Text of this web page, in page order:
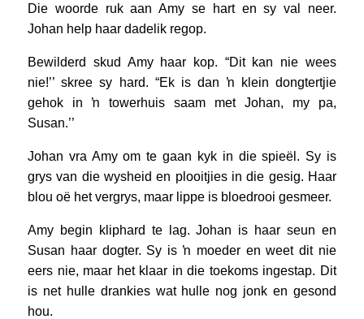
Die woorde ruk aan Amy se hart en sy val neer.
Johan help haar dadelik regop.
Bewilderd skud Amy haar kop. “Dit kan nie wees
nie!’’ skree sy hard. “Ek is dan ŉ klein dongtertjie
gehok in ŉ towerhuis saam met Johan, my pa,
Susan.’’
Johan vra Amy om te gaan kyk in die spieël. Sy is
grys van die wysheid en plooitjies in die gesig. Haar
blou oë het vergrys, maar lippe is bloedrooi gesmeer.
Amy begin kliphard te lag. Johan is haar seun en
Susan haar dogter. Sy is ŉ moeder en weet dit nie
eers nie, maar het klaar in die toekoms ingestap. Dit
is net hulle drankies wat hulle nog jonk en gesond
hou.